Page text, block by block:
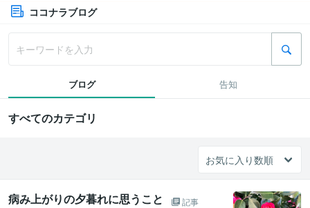
ココナラブログ
ブログ 告知
すべてのカテゴリ
病み上がりの夕暮れに思うこと
記事